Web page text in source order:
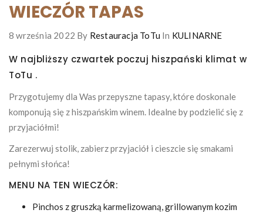
WIECZÓR TAPAS
8 września 2022 By Restauracja ToTu In KULINARNE
W najbliższy czwartek poczuj hiszpański klimat w
ToTu .
Przygotujemy dla Was przepyszne tapasy, które doskonale
komponują się z hiszpańskim winem. Idealne by podzielić się z
przyjaciółmi!
Zarezerwuj stolik, zabierz przyjaciół i cieszcie się smakami
pełnymi słońca!
MENU NA TEN WIECZÓR:
Pinchos z gruszką karmelizowaną, grillowanym kozim